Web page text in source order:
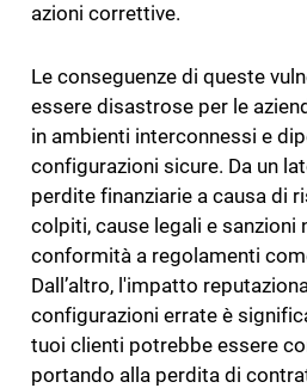
azioni correttive.
Le conseguenze di queste
essere disastrose per le
in ambienti interconnessi e
configurazioni sicure. Da un
perdite finanziarie a causa di
colpiti, cause legali e sanzioni
conformità a regolamenti
Dall’altro, l'impatto
configurazioni errate è
tuoi clienti potrebbe essere
portando alla perdita di